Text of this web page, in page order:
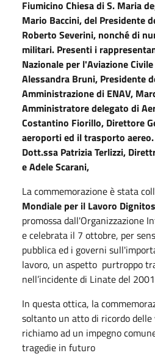
Fiumicino Chiesa di S. Maria
Mario Baccini, del Presidente
Roberto Severini, nonché di
militari. Presenti i
Nazionale per l'Aviazione
Alessandra Bruni, Presidente
Amministrazione di ENAV,
Amministratore delegato di
Costantino Fiorillo, Direttore
aeroporti ed il trasporto
Dott.ssa Patrizia Terlizzi,
e Adele Scarani,
La commemorazione è stata
Mondiale per il Lavoro
promossa dall'Organizzazione
e celebrata il 7 ottobre, per
pubblica ed i governi
lavoro, un aspetto purtroppo
nell’incidente di Linate del
In questa ottica, la
soltanto un atto di ricordo
richiamo ad un impegno
tragedie in futuro